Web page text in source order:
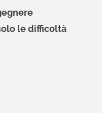
le difficoltà